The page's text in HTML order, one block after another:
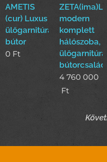
AMETIS
(cur) Luxus
ülőgarnitúra
bútor
0 Ft
modern
komplett
hálószoba,
bútorcsalád!
4 760 000
Ft